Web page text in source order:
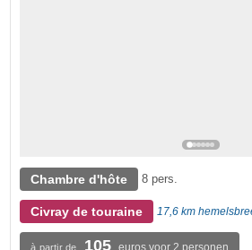
Chambre d'hôte 8 pers.
Civray de touraine 17,6 km
à partir de 105 euros voor 2 personen